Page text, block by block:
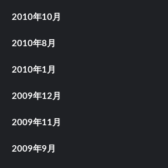
2010年10月
2010年8月
2010年1月
2009年12月
2009年11月
2009年9月